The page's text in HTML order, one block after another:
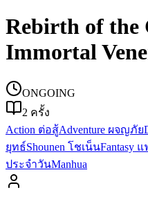
Rebirth of the
Immortal
ONGOING
2 ครั้ง
Action ต่อสู้Adventure ผจญภัย
ยุทธ์Shounen โชเน็นFantasy
ประจำวันManhua